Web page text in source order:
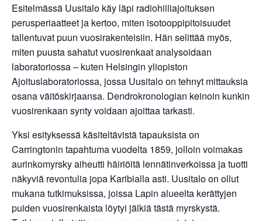
Esitelmässä Uusitalo käy läpi radiohiiliajoituksen
perusperiaatteet ja kertoo, miten isotooppipitoisuudet
tallentuvat puun vuosirakenteisiin. Hän selittää myös,
miten puusta sahatut vuosirenkaat analysoidaan
laboratoriossa – kuten Helsingin yliopiston
Ajoituslaboratoriossa, jossa Uusitalo on tehnyt mittauksia
osana väitöskirjaansa. Dendrokronologian keinoin kunkin
vuosirenkaan synty voidaan ajoittaa tarkasti.
Yksi esityksessä käsiteltävistä tapauksista on
Carringtonin tapahtuma vuodelta 1859, jolloin voimakas
aurinkomyrsky aiheutti häiriöitä lennätinverkoissa ja tuotti
näkyviä revontulia jopa Karibialla asti. Uusitalo on ollut
mukana tutkimuksissa, joissa Lapin alueelta kerättyjen
puiden vuosirenkaista löytyi jälkiä tästä myrskystä.